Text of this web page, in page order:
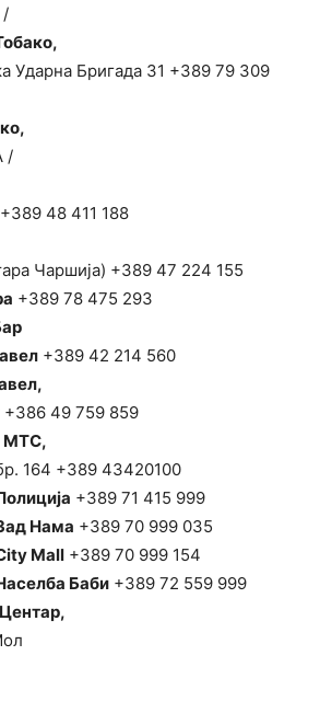
/
Ударна Бригада 31 +389 79 309
/
48 411 188
Чаршија) +389 47 224 155
+389 78 475 293
+389 42 214 560
+386 49 759 859
МТС,
164 +389 43420100
+389 71 415 999
Нама +389 70 999 035
Mall +389 70 999 154
Баби +389 72 559 999